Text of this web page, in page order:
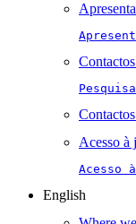
Acesso
Acesso
English